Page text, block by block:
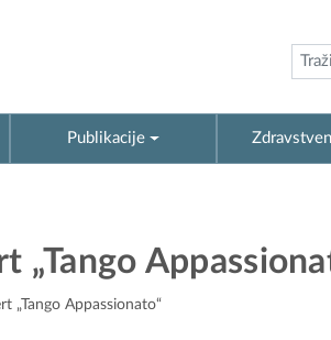
Publikacije
„Tango
„Tango Appassionato“